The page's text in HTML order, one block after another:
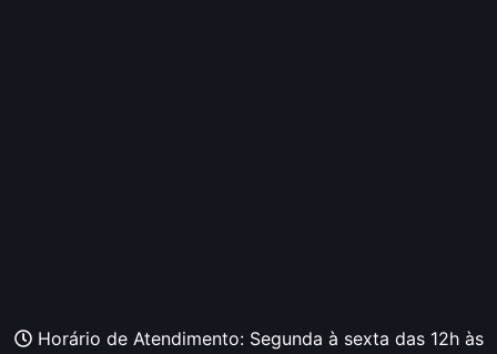
Horário de Atendimento: Segunda à sexta das 12h às